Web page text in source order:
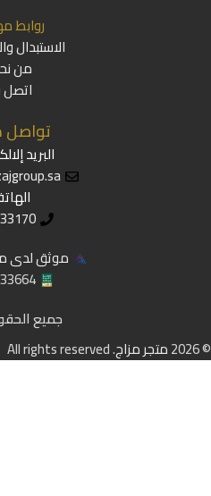
روابط
الاستبدال
من
اتصل
تواصل
البريد
موثق لدى
جميع
© 2026
متجر مزاج. All rights reserved